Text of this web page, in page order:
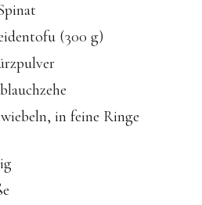
& Dessert
Brot
Eis
& Sirup
(300 g)
in feine Ringe